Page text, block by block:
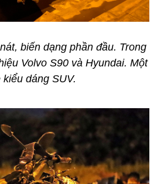
biến dạng phần đầu. Trong
Volvo S90 và Hyundai. Một
kiểu dáng SUV.